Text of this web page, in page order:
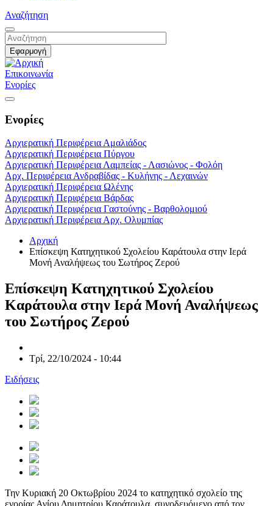
Αναζήτηση
Επικοινωνία
Ενορίες
Ενορίες
Αρχιερατική Περιφέρεια Αμαλιάδος
Αρχιερατική Περιφέρεια Πύργου
Αρχιερατική Περιφέρεια Λαμπείας - Λασιώνος - Φολόη
Αρχ. Περιφέρεια Ανδραβίδας - Κυλήνης - Λεχαινών
Αρχιερατική Περιφέρεια Ωλένης
Αρχιερατική Περιφέρεια Βάρδας
Αρχιερατική Περιφέρεια Γαστούνης - Βαρθολομιού
Αρχιερατική Περιφέρεια Αρχ. Ολυμπίας
Αρχική
Επίσκεψη Κατηχητικού Σχολείου Καράτουλα στην Ιερά
Μονή Αναλήψεως του Σωτήρος Ζερού
Επίσκεψη Κατηχητικού Σχολείου
Καράτουλα στην Ιερά Μονή Αναλήψεως
του Σωτήρος Ζερού
Τρί, 22/10/2024 - 10:44
Ειδήσεις
Την Κυριακή 20 Οκτωβρίου 2024 το κατηχητικό σχολείο της
ενορίας Αγίου Δημητρίου Καράτουλα, συνοδευόμενο από τον